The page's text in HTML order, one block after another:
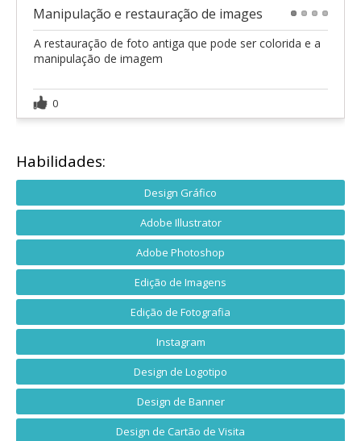
Manipulação e restauração de images
A restauração de foto antiga que pode ser colorida e a
manipulação de imagem
0
Habilidades:
Design Gráfico
Adobe Illustrator
Adobe Photoshop
Edição de Imagens
Edição de Fotografia
Instagram
Design de Logotipo
Design de Banner
Design de Cartão de Visita